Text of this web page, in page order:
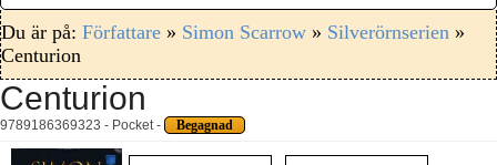
Du är på: Författare » Simon Scarrow » Silverörnserien »
Centurion
Centurion
9789186369323 - Pocket - Begagnad